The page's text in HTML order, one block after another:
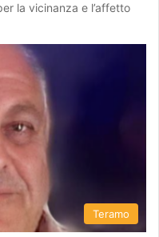
la vicinanza e l’affetto
Teramo